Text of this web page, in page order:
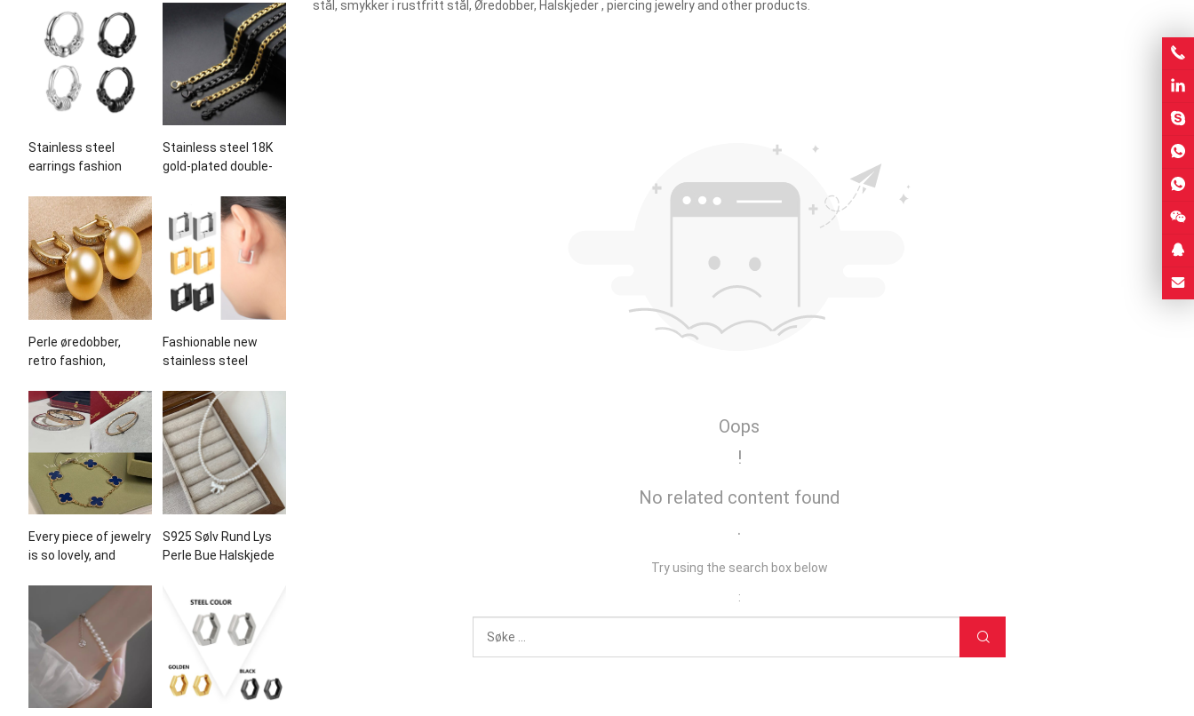
stål, smykker i rustfritt stål, Øredobber, Halskjeder , piercing jewelry and other products
Oops
!
No related content found
.
Try using the search box below
:
Stainless steel
earrings fashion
manufacturer
wholesale
customization
Stainless steel 18K
gold-plated double-
women’s fashion
trend necklace
Perle øredobber,
retro fashion,
earrings, Øredobber
Fashionable new
stainless steel
accessories
Every piece of jewelry
is so lovely,and
jewelry have been in
high demand
S925 Sølv Rund Lys
Perle Bue Halskjede